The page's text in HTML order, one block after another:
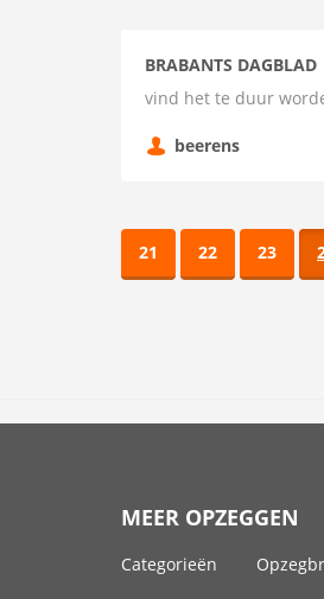
BRABANTS DAGBLAD
vind het te duur
beerens
21 22 23
MEER OPZEGGEN
Categorieën